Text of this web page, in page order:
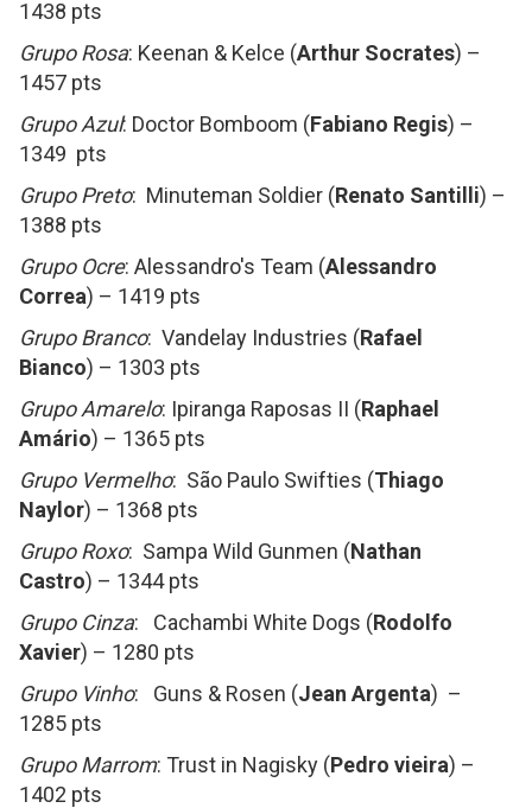
1438 pts
Grupo Rosa: Keenan & Kelce (Arthur Socrates) –
1457 pts
Grupo Azul: Doctor Bomboom (Fabiano Regis) –
1349 pts
Grupo Preto: Minuteman Soldier (Renato Santilli) –
1388 pts
Grupo Ocre: Alessandro's Team (Alessandro
Correa) – 1419 pts
Grupo Branco: Vandelay Industries (Rafael
Bianco) – 1303 pts
Grupo Amarelo: Ipiranga Raposas II (Raphael
Amário) – 1365 pts
Grupo Vermelho: São Paulo Swifties (Thiago
Naylor) – 1368 pts
Grupo Roxo: Sampa Wild Gunmen (Nathan
Castro) – 1344 pts
Grupo Cinza: Cachambi White Dogs (Rodolfo
Xavier) – 1280 pts
Grupo Vinho: Guns & Rosen (Jean Argenta) –
1285 pts
Grupo Marrom: Trust in Nagisky (Pedro vieira) –
1402 pts